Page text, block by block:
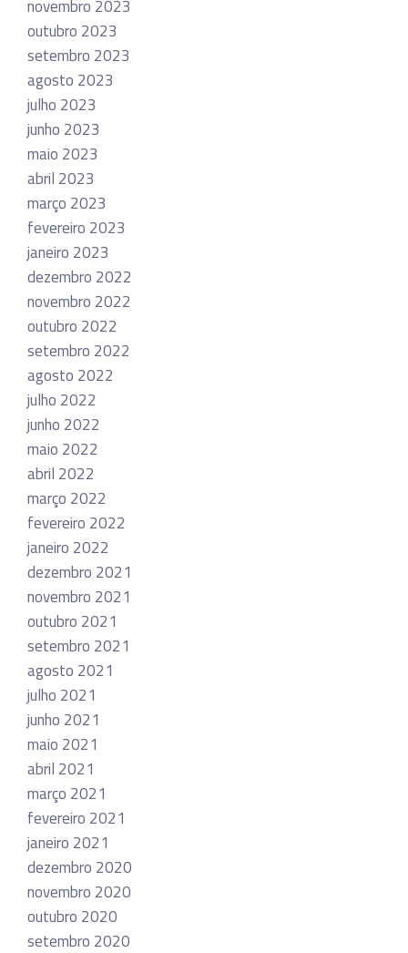
novembro 2023
outubro 2023
setembro 2023
agosto 2023
julho 2023
junho 2023
maio 2023
abril 2023
março 2023
fevereiro 2023
janeiro 2023
dezembro 2022
novembro 2022
outubro 2022
setembro 2022
agosto 2022
julho 2022
junho 2022
maio 2022
abril 2022
março 2022
fevereiro 2022
janeiro 2022
dezembro 2021
novembro 2021
outubro 2021
setembro 2021
agosto 2021
julho 2021
junho 2021
maio 2021
abril 2021
março 2021
fevereiro 2021
janeiro 2021
dezembro 2020
novembro 2020
outubro 2020
setembro 2020